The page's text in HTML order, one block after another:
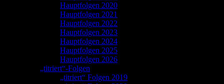
Hauptfolgen 2020
Hauptfolgen 2021
Hauptfolgen 2022
Hauptfolgen 2023
Hauptfolgen 2024
Hauptfolgen 2025
Hauptfolgen 2026
„titriert“-Folgen
„titriert“ Folgen 2019